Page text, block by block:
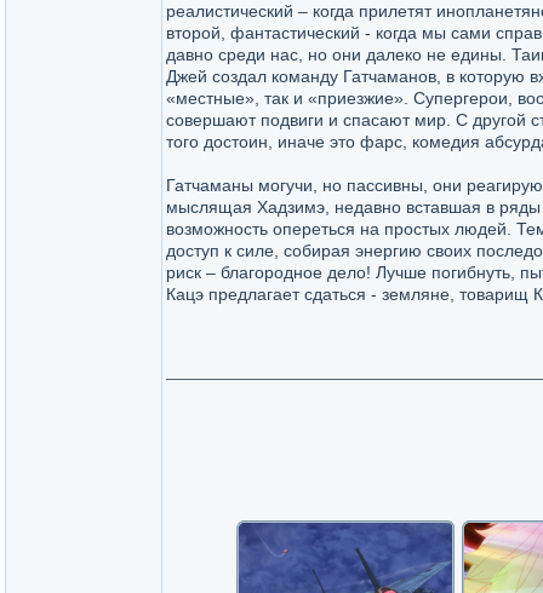
реалистический – когда прилетят
второй, фантастический - когда мы сами
давно среди нас, но они далеко не едины.
Джей создал команду Гатчаманов, в которую
«местные», так и «приезжие». Супергерои,
совершают подвиги и спасают мир. С другой
того достоин, иначе это фарс, комедия
Гатчаманы могучи, но пассивны, они
мыслящая Хадзимэ, недавно вставшая в ряды
возможность опереться на простых людей.
доступ к силе, собирая энергию своих
риск – благородное дело! Лучше погибнуть,
Кацэ предлагает сдаться - земляне, товарищ